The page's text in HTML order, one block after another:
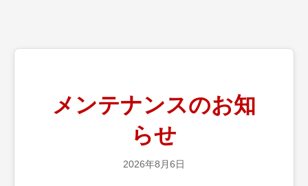
メンテナンスのお知
らせ
2026年8月6日